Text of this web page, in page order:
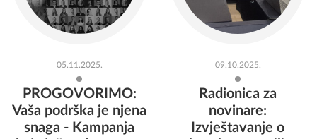
05.11.2025.
PROGOVORIMO:
Vaša podrška je njena
snaga - Kampanja
09.10.2025.
Radionica za
novinare:
Izvještavanje o